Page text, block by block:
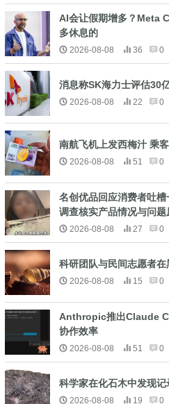
AI会让假期增多？Meta
多休息的
2026-08-08 36 0
消息称SK海力士评估30
2026-08-08 22 0
南航飞机上发西梅汁 乘
2026-08-08 51 0
名创优品回应消费者吐
调查核实产品情况与问题
2026-08-08 27 0
科研团队与民间志愿者
2026-08-08 15 0
Anthropic推出Claude
协作效率
2026-08-08 51 0
科学家在化石木中发现
2026-08-08 19 0